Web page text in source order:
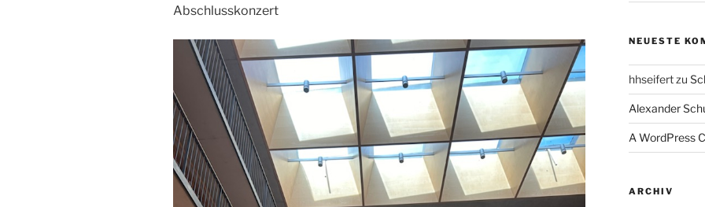
Abschlusskonzert
NEUESTE
hhseifertzu
Alexander
A WordPress
ARCHIV